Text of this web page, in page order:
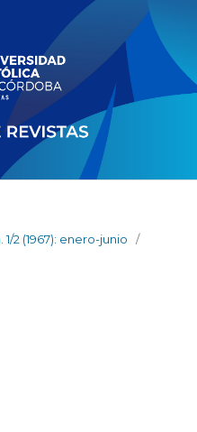
1/2 (1967): enero-junio
/